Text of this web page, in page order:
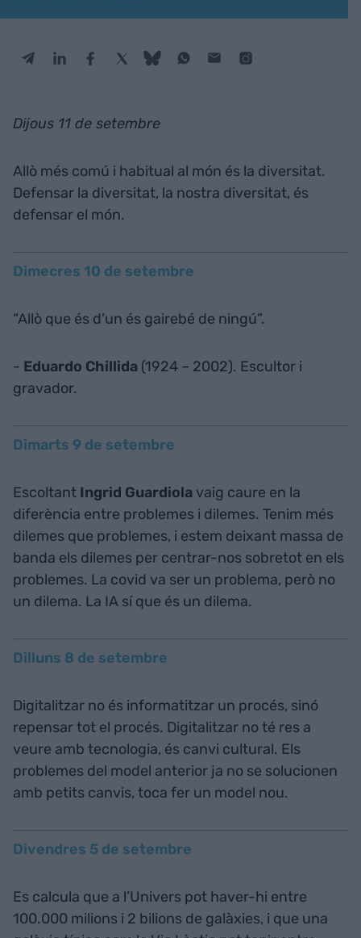
Dijous 11 de setembre
Allò més comú i habitual al món és la diversitat.
Defensar la diversitat, la nostra diversitat, és
defensar el món.
Dimecres 10 de setembre
“Allò que és d’un és gairebé de ningú”.
- Eduardo Chillida (1924 – 2002). Escultor i
gravador.
Dimarts 9 de setembre
Escoltant Ingrid Guardiola vaig caure en la
diferència entre problemes i dilemes. Tenim més
dilemes que problemes, i estem deixant massa de
banda els dilemes per centrar-nos sobretot en els
problemes. La covid va ser un problema, però no
un dilema. La IA sí que és un dilema.
Dilluns 8 de setembre
Digitalitzar no és informatitzar un procés, sinó
repensar tot el procés. Digitalitzar no té res a
veure amb tecnologia, és canvi cultural. Els
problemes del model anterior ja no se solucionen
amb petits canvis, toca fer un model nou.
Divendres 5 de setembre
Es calcula que a l’Univers pot haver-hi entre
100.000 milions i 2 bilions de galàxies, i que una